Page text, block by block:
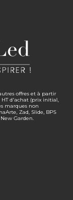
offres et à partir
d'achat (prix initial,
marques non
Zad, Slide, BPS
Garden.